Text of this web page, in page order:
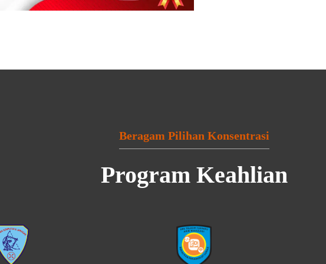
Beragam Pilihan Konsentrasi
Program Keahlian